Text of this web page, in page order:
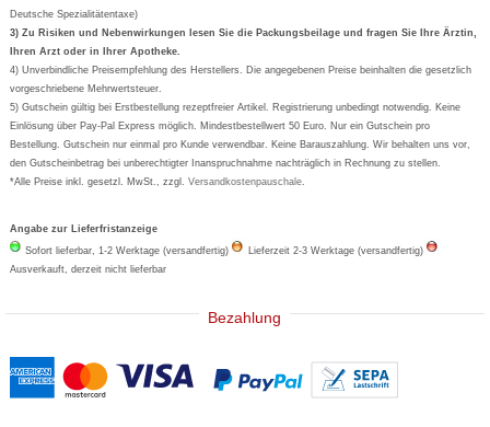
Formoline
Wick
Eucerin
Basica
Deutsche Spezialitätentaxe)
3) Zu Risiken und Nebenwirkungen lesen Sie die Packungsbeilage und fragen Sie Ihre Ärztin,
Ihren Arzt oder in Ihrer Apotheke.
4) Unverbindliche Preisempfehlung des Herstellers. Die angegebenen Preise beinhalten die gesetzlich
vorgeschriebene Mehrwertsteuer.
5) Gutschein gültig bei Erstbestellung rezeptfreier Artikel. Registrierung unbedingt notwendig. Keine
Einlösung über Pay-Pal Express möglich. Mindestbestellwert 50 Euro. Nur ein Gutschein pro
Bestellung. Gutschein nur einmal pro Kunde verwendbar. Keine Barauszahlung. Wir behalten uns vor,
den Gutscheinbetrag bei unberechtigter Inanspruchnahme nachträglich in Rechnung zu stellen.
*Alle Preise inkl. gesetzl. MwSt., zzgl.Versandkostenpauschale
Angabe zur Lieferfristanzeige
Sofort lieferbar, 1-2 Werktage (versandfertig)
Lieferzeit 2-3 Werktage (versandfertig)
Ausverkauft, derzeit nicht lieferbar
Bezahlung